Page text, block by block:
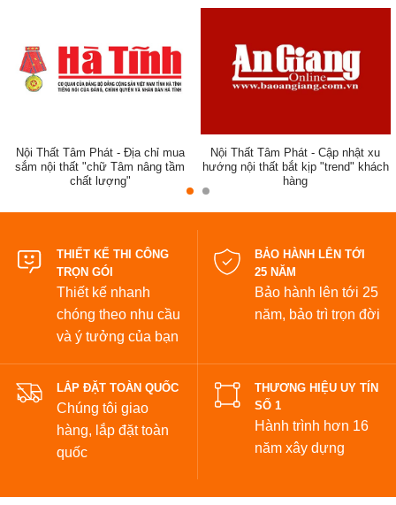
Nội Thất Tâm Phát - Địa chỉ mua
sắm nội thất "chữ Tâm nâng tầm
chất lượng"
Nội Thất Tâm Phát - Cập nhật xu
hướng nội thất bắt kịp "trend" khách
hàng
THIẾT KẾ THI CÔNG
TRỌN GÓI
Thiết kế nhanh
chóng theo nhu cầu
và ý tưởng của bạn
BẢO HÀNH LÊN TỚI
25 NĂM
Bảo hành lên tới 25
năm, bảo trì trọn đời
LẮP ĐẶT TOÀN QUỐC
Chúng tôi giao
hàng, lắp đặt toàn
quốc
THƯƠNG HIỆU UY TÍN
SỐ 1
Hành trình hơn 16
năm xây dựng